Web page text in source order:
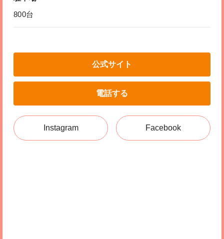
800台
公式サイト
電話する
Instagram Facebook